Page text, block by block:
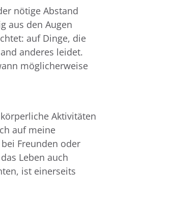
nötige Abstand
aus den Augen
auf Dinge, die
anderes leidet.
möglicherweise
Aktivitäten
auf meine
Freunden oder
Leben auch
ist einerseits